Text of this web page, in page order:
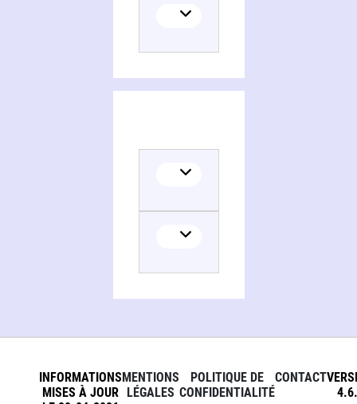
INFORMATIONS
MISES À JOUR
MENTIONS
LÉGALES
POLITIQUE DE
CONFIDENTIALITÉ
CONTACT